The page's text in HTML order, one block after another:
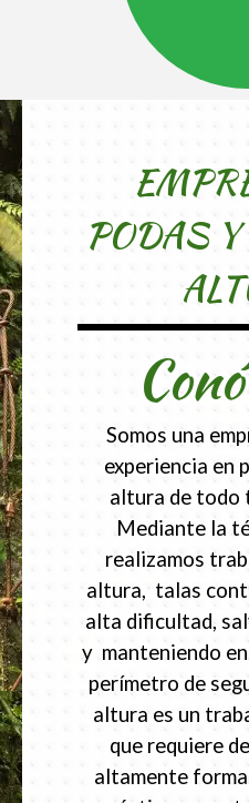
PODAS
Somos una
experiencia en
altura de todo
Mediante la
realizamos
altura, talas
alta dificultad,
y manteniendo
perímetro de
altura es un
que requiere
altamente